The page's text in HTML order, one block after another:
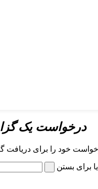
درخواست یک
برای بستن